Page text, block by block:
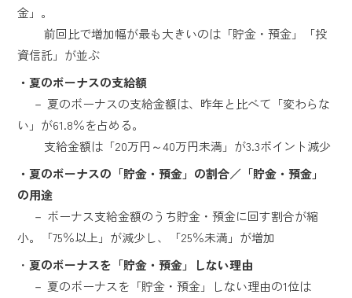
金」。
前回比で増加幅が最も大きいのは「貯金・預金」「投
資信託」が並ぶ
・夏のボーナスの支給額
－ 夏のボーナスの支給金額は、昨年と比べて「変わらな
い」が61.8％を占める。
支給金額は「20万円～40万円未満」が3.3ポイント減少
・夏のボーナスの「貯金・預金」の割合／「貯金・預金」
の用途
－ ボーナス支給金額のうち貯金・預金に回す割合が縮
小。「75％以上」が減少し、「25％未満」が増加
・ 夏のボーナスを「貯金・預金」しない理由
－ 夏のボーナスを「貯金・預金」しない理由の1位は